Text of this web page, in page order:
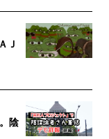
Ｊ
陰